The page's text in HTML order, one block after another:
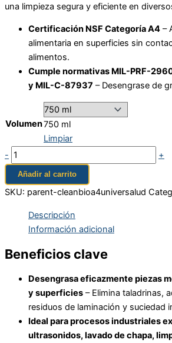
una limpieza segura y eficiente en
Certificación NSF Categoría A4 –
alimentaria en superficies sin
alimentos.
Cumple normativas MIL-PRF-
y MIL-C-87937 – Desengrase de
Volumen750 ml
Limpiar
-
+
Añadir al carrito
SKU: parent-cleanbioa4universalud
Descripción
Información adicional
Beneficios clave
Desengrasa eficazmente piezas
y superficies – Elimina taladrinas,
residuos de laminación y suciedad
Ideal para procesos industriales
ultrasonidos, lavado de chapa,